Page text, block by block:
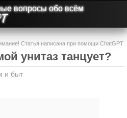
вопросы обо всём
Статья написана при помощи ChatGPT
унитаз танцует?
и быт